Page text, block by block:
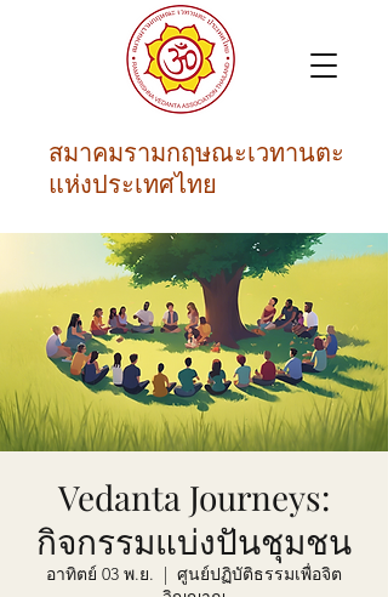
สมาคมรามกฤษณะเวทานตะ
แห่งประเทศไทย
Vedanta Journeys:
กิจกรรมแบ่งปันชุมชน
อาทิตย์ 03 พ.ย.
  |
ศูนย์ปฏิบัติธรรมเพื่อจิต